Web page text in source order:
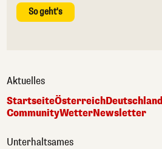
So geht's
Aktuelles
StartseiteÖsterreichDeutschland
CommunityWetterNewsletter
Unterhaltsames